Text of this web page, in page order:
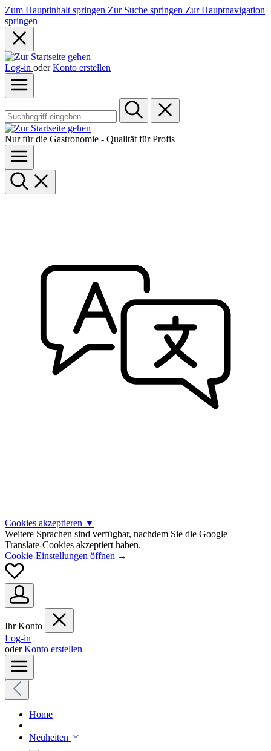
Zum Hauptinhalt springen Zur Suche springen Zur Hauptnavigation
springen
Log-in oder Konto erstellen
Nur für die Gastronomie - Qualität für Profis
Cookies akzeptieren ▼
Weitere Sprachen sind verfügbar, nachdem Sie die Google
Translate-Cookies akzeptiert haben.
Cookie-Einstellungen öffnen →
Ihr Konto
Log-in
oderKonto erstellen
Home
Neuheiten